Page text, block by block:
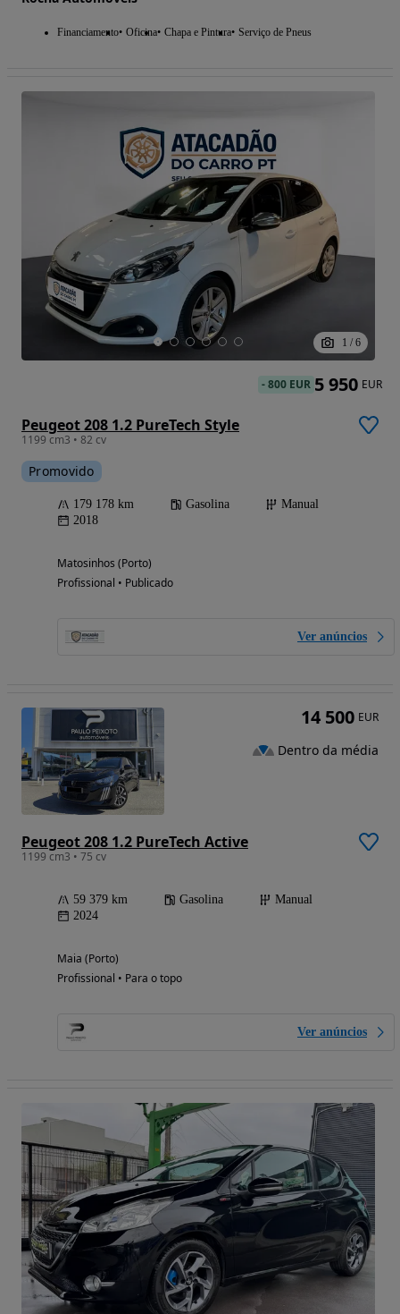
Financiamento Oficina Chapa e Pintura Serviço de Pneus
1 / 6
Peugeot 208 1.2 PureTech Style
1199 cm3 • 82 cv
Promovido
179 178 km Gasolina
Manual
2018
Matosinhos (Porto)
Profissional • Publicado
Ver anúncios
-800 EUR 5 950 EUR
Peugeot 208 1.2 PureTech Active
1199 cm3 • 75 cv
59 379 km Gasolina
Manual
2024
Maia (Porto)
Profissional • Para o topo
Ver anúncios
14 500 EUR
Dentro da média